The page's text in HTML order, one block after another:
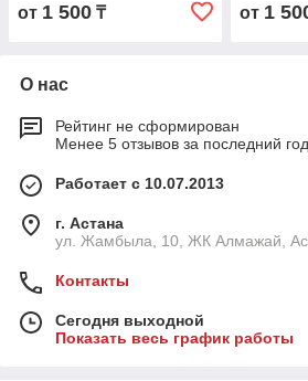
от 1 500 ₸ от 1
О нас
Рейтинг не сформирован
Менее 5 отзывов за последний год
Работает с 10.07.2013
г. Астана
ул. Жамбыла, 10, ЖК Алмажай,
Контакты
Сегодня выходной
Показать весь график работы